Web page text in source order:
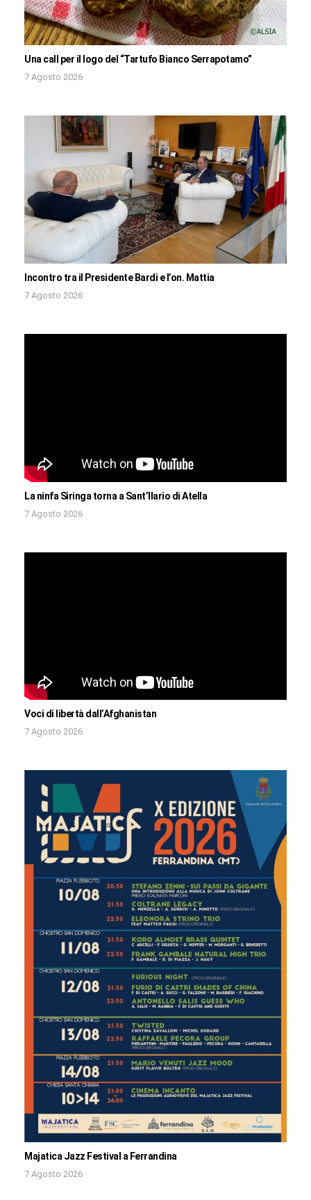
Una call per il logo del “Tartufo Bianco Serrapotamo”
7 Agosto 2026
Incontro tra il Presidente Bardi e l’on. Mattia
7 Agosto 2026
La ninfa Siringa torna a Sant’Ilario di Atella
7 Agosto 2026
Voci di libertà dall’Afghanistan
7 Agosto 2026
Majatica Jazz Festival a Ferrandina
7 Agosto 2026